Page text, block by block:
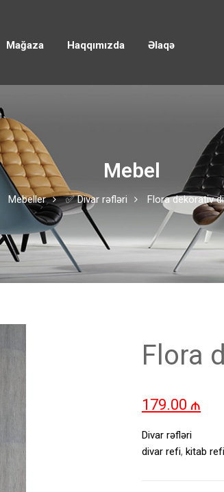
Mağaza Haqqımızda Əlaqə
Mebel
Mebeller ✅ Divar rəfləri Flora dekorativ
Flora
179.00 ₼
Divar rəfləri
divar refi, kitab refi